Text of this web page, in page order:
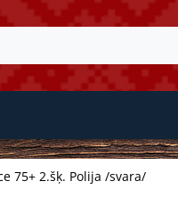
75+ 2.šķ. Polija /svara/